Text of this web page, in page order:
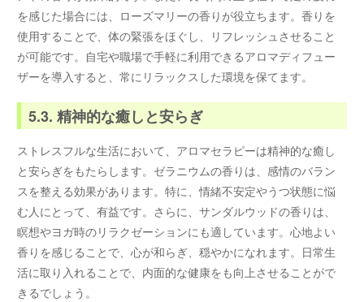
を感じた場合には、ローズマリーの香りが役立ちます。香りを
使用することで、体の緊張をほぐし、リフレッシュさせること
が可能です。自宅や職場で手軽に利用できるアロマディフュー
ザーを導入すると、常にリラックスした環境を保てます。
5.3. 精神的な癒しと安らぎ
ストレスフルな生活において、アロマセラピーは精神的な癒し
と安らぎをもたらします。ゼラニウムの香りは、感情のバラン
スを整える効果があります。特に、情緒不安定やうつ状態に悩
む人にとって、有益です。さらに、サンダルウッドの香りは、
瞑想やヨガ時のリラクゼーションにも適しています。心地よい
香りを感じることで、心が和らぎ、穏やかになれます。日常生
活に取り入れることで、内面的な健康をも向上させることがで
きるでしょう。